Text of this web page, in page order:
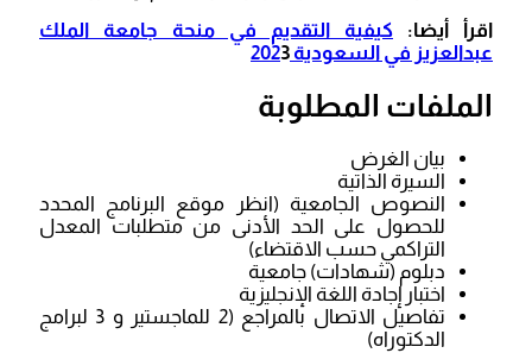
اقرأ أيضا: كيفية التقديم في منحة جامعة الملك
عبدالعزيز في السعودية 202 3
الملفات المطلوبة
بيان الغرض
السيرة الذاتية
النصوص الجامعية (انظر موقع البرنامج المحدد
للحصول على الحد الأدنى من متطلبات المعدل
التراكمي حسب الاقتضاء)
دبلوم (شهادات) جامعية
اختبار إجادة اللغة الإنجليزية
تفاصيل الاتصال بالمراجع (2 للماجستير و 3 لبرامج
الدكتوراه)